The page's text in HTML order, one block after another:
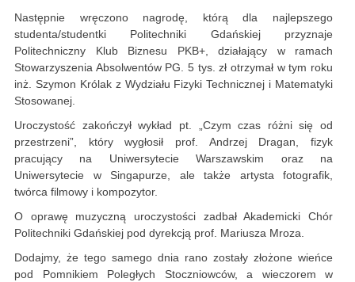
Następnie wręczono nagrodę, którą dla najlepszego
studenta/studentki Politechniki Gdańskiej przyznaje
Politechniczny Klub Biznesu PKB+, działający w ramach
Stowarzyszenia Absolwentów PG. 5 tys. zł otrzymał w tym roku
inż. Szymon Królak z Wydziału Fizyki Technicznej i Matematyki
Stosowanej.
Uroczystość zakończył wykład pt. „Czym czas różni się od
przestrzeni”, który wygłosił prof. Andrzej Dragan, fizyk
pracujący na Uniwersytecie Warszawskim oraz na
Uniwersytecie w Singapurze, ale także artysta fotografik,
twórca filmowy i kompozytor.
O oprawę muzyczną uroczystości zadbał Akademicki Chór
Politechniki Gdańskiej pod dyrekcją prof. Mariusza Mroza.
Dodajmy, że tego samego dnia rano zostały złożone wieńce
pod Pomnikiem Poległych Stoczniowców, a wieczorem w